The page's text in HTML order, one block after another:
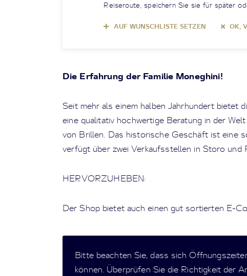
Reiseroute, speichern Sie sie für später
AUF WUNSCHLISTE SETZEN OK,
Die Erfahrung der Familie Moneghini!
Seit mehr als einem halben Jahrhundert bietet
eine qualitativ hochwertige Beratung in der
von Brillen. Das historische Geschäft ist eine
verfügt über zwei Verkaufsstellen in Storo und
HERVORZUHEBEN:
Der Shop bietet auch einen gut sortierten E-
Bitte beachten Sie, dass sich
können. Überprüfen Sie die Richtigkeit der